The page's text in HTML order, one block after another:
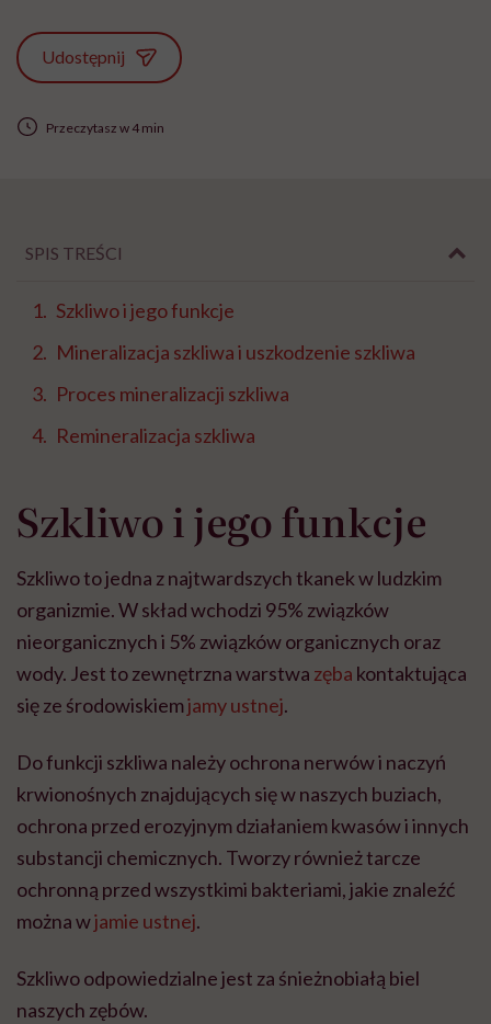
Udostępnij
Przeczytasz w 4 min
SPIS TREŚCI
Szkliwo i jego funkcje
Mineralizacja szkliwa i uszkodzenie szkliwa
Proces mineralizacji szkliwa
Remineralizacja szkliwa
Szkliwo i jego funkcje
Szkliwo to jedna z najtwardszych tkanek w ludzkim
organizmie. W skład wchodzi 95% związków
nieorganicznych i 5% związków organicznych oraz
wody. Jest to zewnętrzna warstwa zęba kontaktująca
się ze środowiskiemjamy ustnej.
Do funkcji szkliwa należy ochrona nerwów i naczyń
krwionośnych znajdujących się w naszych buziach,
ochrona przed erozyjnym działaniem kwasów i innych
substancji chemicznych. Tworzy również tarcze
ochronną przed wszystkimi bakteriami, jakie znaleźć
można wjamie ustnej.
Szkliwo odpowiedzialne jest za śnieżnobiałą biel
naszych zębów.